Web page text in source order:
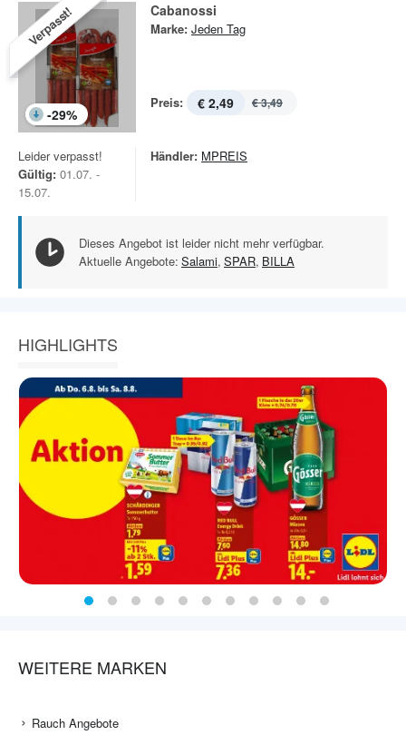
Verpasst!
-29%
Cabanossi
Marke: Jeden Tag
Preis: € 2,49 € 3,49
Leider verpasst!
Gültig: 01.07. -
15.07.
Händler: MPREIS
Dieses Angebot ist leider nicht mehr verfügbar.
Aktuelle Angebote: Salami, SPAR, BILLA
HIGHLIGHTS
WEITERE MARKEN
Rauch Angebote